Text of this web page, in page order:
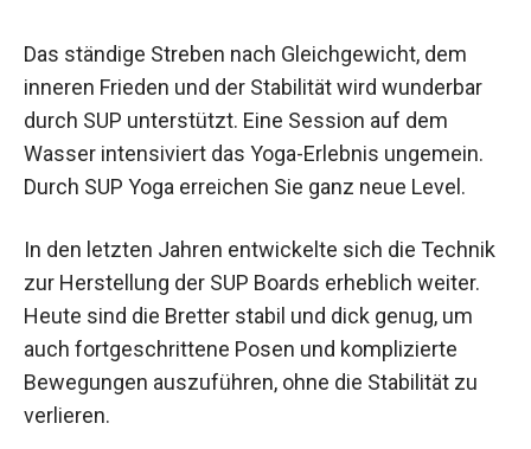
Das ständige Streben nach Gleichgewicht, dem
inneren Frieden und der Stabilität wird wunderbar
durch SUP unterstützt. Eine Session auf dem
Wasser intensiviert das Yoga-Erlebnis ungemein.
Durch SUP Yoga erreichen Sie ganz neue Level.
In den letzten Jahren entwickelte sich die Technik
zur Herstellung der SUP Boards erheblich weiter.
Heute sind die Bretter stabil und dick genug, um
auch fortgeschrittene Posen und komplizierte
Bewegungen auszuführen, ohne die Stabilität zu
verlieren.